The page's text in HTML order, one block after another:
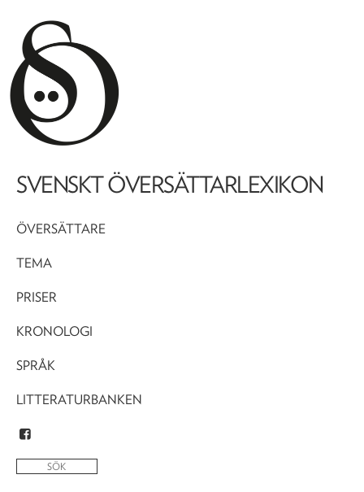
SVENSKT ÖVERSÄTTARLEXIKON
ÖVERSÄTTARE
TEMA
PRISER
KRONOLOGI
SPRÅK
LITTERATURBANKEN